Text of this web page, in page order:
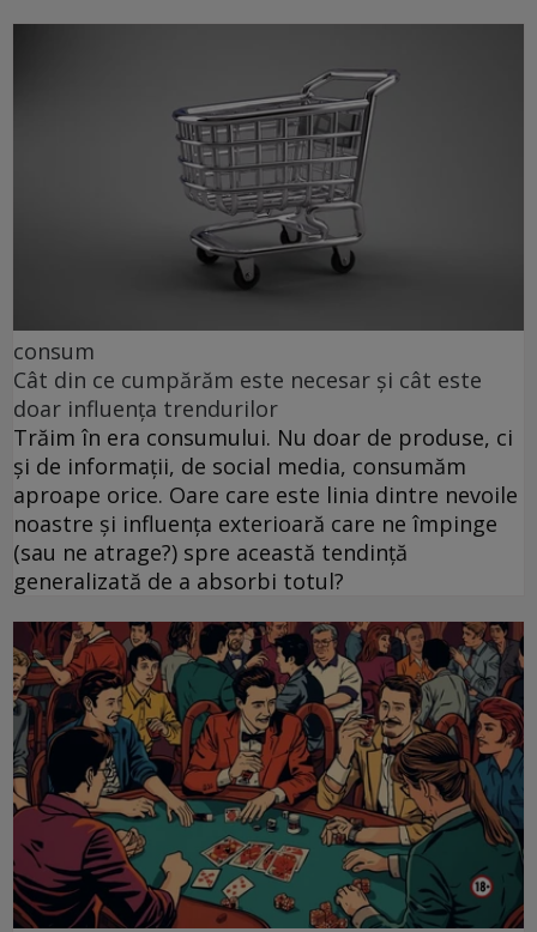
consum
Cât din ce cumpărăm este necesar și cât este
doar influența trendurilor
Trăim în era consumului. Nu doar de produse, ci
și de informații, de social media, consumăm
aproape orice. Oare care este linia dintre nevoile
noastre și influența exterioară care ne împinge
(sau ne atrage?) spre această tendință
generalizată de a absorbi totul?